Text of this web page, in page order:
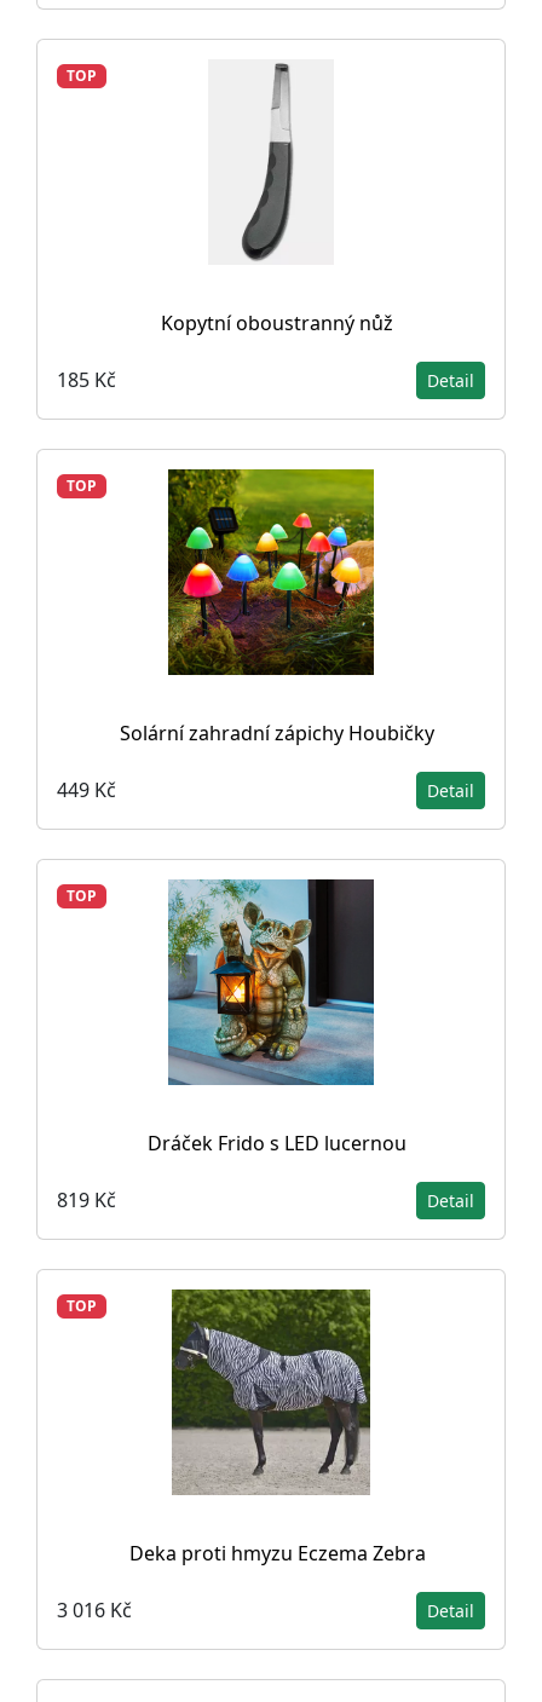
TOP
Kopytní oboustranný nůž
185 Kč Detail
TOP
Solární zahradní zápichy Houbičky
449 Kč Detail
TOP
Dráček Frido s LED lucernou
819 Kč Detail
TOP
Deka proti hmyzu Eczema Zebra
3 016 Kč Detail